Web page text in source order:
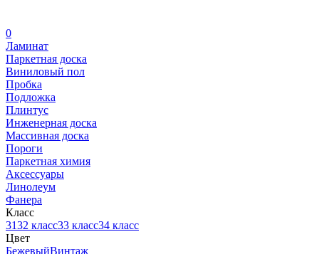
0
Ламинат
Паркетная доска
Виниловый пол
Пробка
Подложка
Плинтус
Инженерная доска
Массивная доска
Пороги
Паркетная химия
Аксессуары
Линолеум
Фанера
Класс
3132 класс33 класс34 класс
Цвет
БежевыйВинтаж